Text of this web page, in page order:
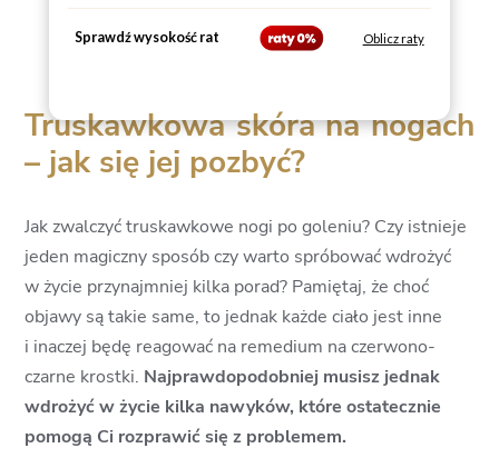
6
8
9
Sprawdź wysokość rat Oblicz raty
Truskawkowa skóra na nogach
– jak się jej pozbyć?
Jak zwalczyć truskawkowe nogi po goleniu? Czy istnieje
jeden magiczny sposób czy warto spróbować wdrożyć
w życie przynajmniej kilka porad? Pamiętaj, że choć
objawy są takie same, to jednak każde ciało jest inne
i inaczej będę reagować na remedium na czerwono-
czarne krostki. Najprawdopodobniej musisz jednak
wdrożyć w życie kilka nawyków, które ostatecznie
pomogą Ci rozprawić się z problemem.